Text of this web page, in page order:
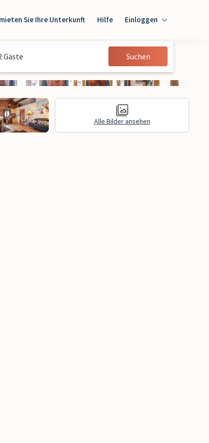
Sie Ihre Unterkunft Hilfe Einloggen
Einloggen
Gast
Gäste Suchen
Alle Bilder ansehen